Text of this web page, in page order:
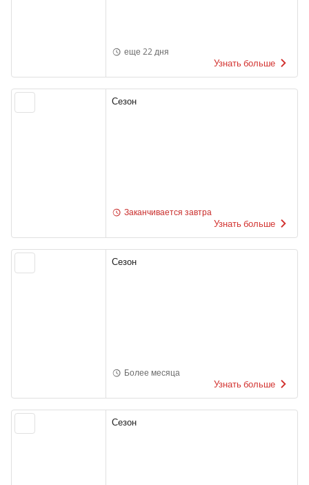
еще 22 дня
Узнать больше
Сезон
Заканчивается завтра
Узнать больше
Сезон
Более месяца
Узнать больше
Сезон